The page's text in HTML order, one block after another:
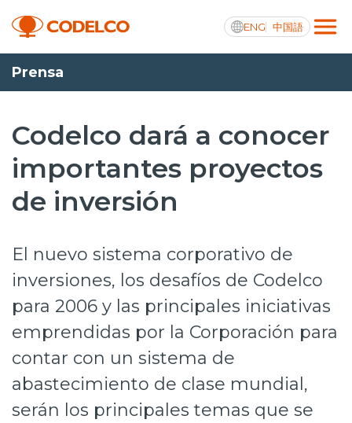
ENG 中国語
Transparencia activa
Nosotros
Operaciones
Sustentabilidad
Innovación
Inversionistas
Trabaja en Codelco
Prensa
Codelco dará a conocer
importantes proyectos
de inversión
El nuevo sistema corporativo de
inversiones, los desafíos de Codelco
para 2006 y las principales iniciativas
emprendidas por la Corporación para
contar con un sistema de
abastecimiento de clase mundial,
serán los principales temas que se